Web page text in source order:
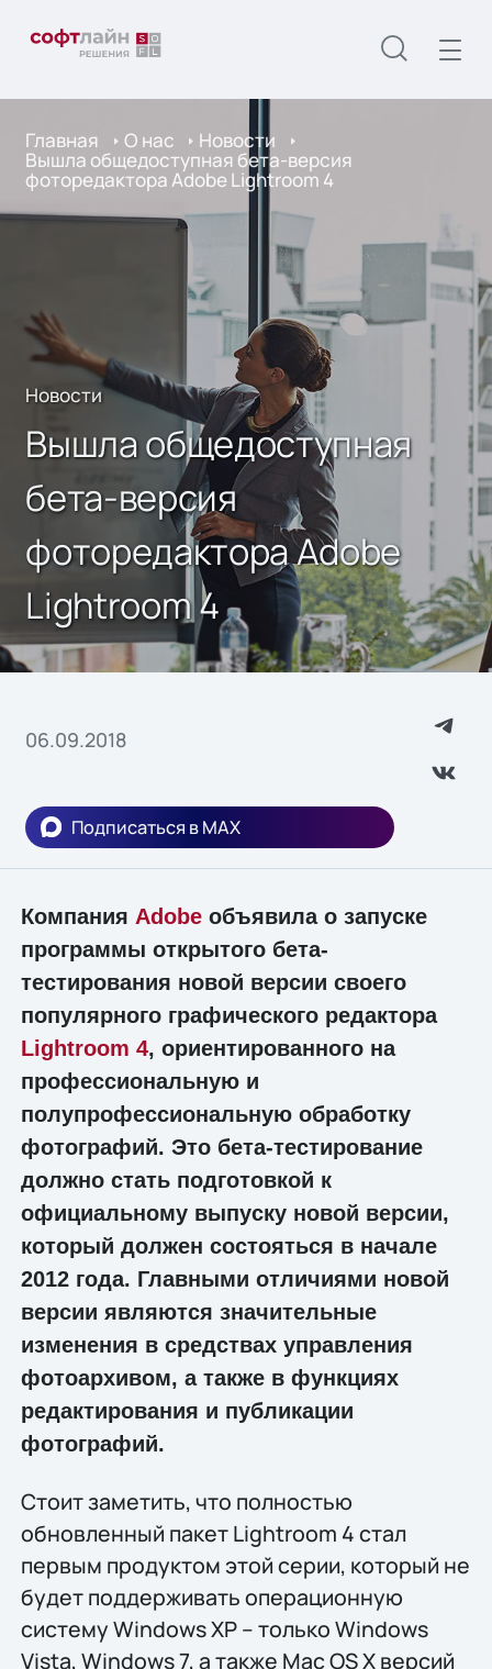
Главная О нас Новости
Вышла общедоступная бета-версия
фоторедактора Adobe Lightroom 4
Новости
Вышла общедоступная
бета-версия
фоторедактора Adobe
Lightroom 4
06.09.2018
Подписаться в MAX
Компания Adobeобъявила о запуске
программы открытого бета-
тестирования новой версии своего
популярного графического редактора
Lightroom 4, ориентированного на
профессиональную и
полупрофессиональную обработку
фотографий. Это бета-тестирование
должно стать подготовкой к
официальному выпуску новой версии,
который должен состояться в начале
2012 года. Главными отличиями новой
версии являются значительные
изменения в средствах управления
фотоархивом, а также в функциях
редактирования и публикации
фотографий.
Стоит заметить, что полностью
обновленный пакет Lightroom 4 стал
первым продуктом этой серии, который не
будет поддерживать операционную
систему Windows XP – только Windows
Vista, Windows 7, а также Mac OS X версий